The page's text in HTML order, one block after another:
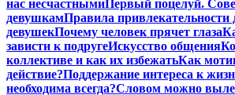
нас несчастнымиПервый поцелуй.
девушкамПравила привлекательности
девушекПочему человек прячет глаза
зависти к подругеИскусство общения
коллективе и как их избежатьКак
действие?Поддержание интереса к
необходима всегда?Словом можно